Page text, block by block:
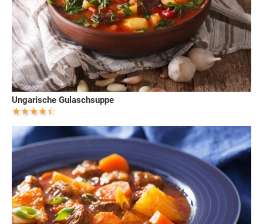
Ungarische Gulaschsuppe